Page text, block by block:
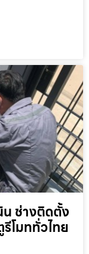
น ช่างติดตั้ง
โมททั่วไทย